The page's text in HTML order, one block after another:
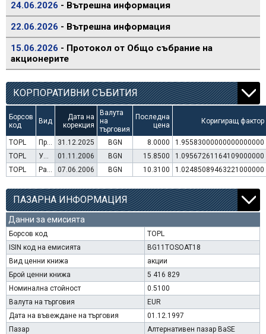
24.06.2026 - Вътрешна информация
22.06.2026 - Вътрешна информация
15.06.2026 - Протокол от Общо събрание на
акционерите
КОРПОРАТИВНИ СЪБИТИЯ
Борсов
код
Вид
Дата на
корекция
Валута
на
търговия
Последна
цена
Коригиращ фактор
TOPL Преминаване към търговия в Евро 31.12.2025 BGN 8.0000
1.95583000000000000000
TOPL
Увеличение на капитал (права) 01.11.2006 BGN 15.8500
1.09567261164109000000
TOPL
Раздаване на дивидент 07.06.2006 BGN 10.3100 1.02485089463221000000
ПАЗАРНА ИНФОРМАЦИЯ
Данни за емисията
Борсов код
TOPL
ISIN код на емисията
BG11TOSOAT18
Вид ценни книжа
акции
Брой ценни книжа
5 416 829
Номинална стойност
0.5100
Валута на търговия
EUR
Дата на въвеждане на търговия
01.12.1997
Пазар
Алтернативен пазар BaSE